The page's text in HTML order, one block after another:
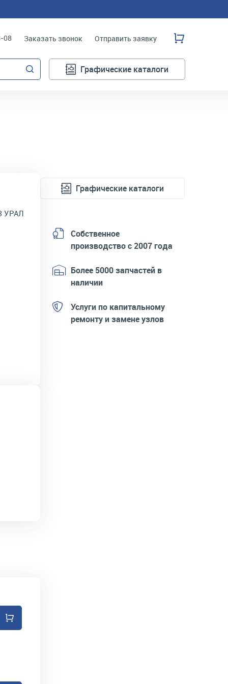
08 Заказать звонок Отправить заявку
Графические каталоги
УРАЛ
Графические каталоги
Собственное
производство с 2007 года
Более 5000 запчастей в
наличии
Услуги по капитальному
ремонту и замене узлов